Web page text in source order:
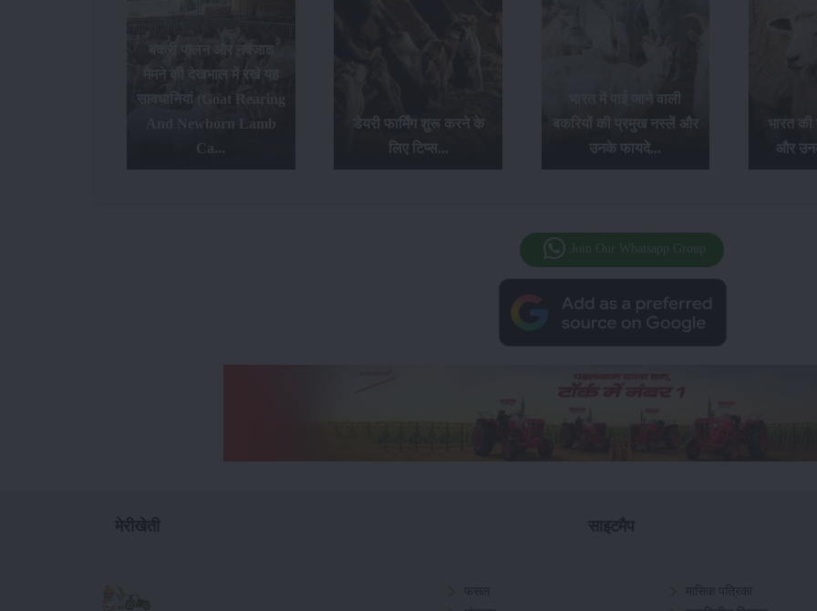
डेयरी फार्मिंग शुरू करने के
लिए टिप्स...
बकरियों की प्रमुख नस्लें और
उनके फायदे...
भारत की प्रमुख भेड़ नस्लें
और उनकी खासियतें...
पशुओं को
Join Our Whatsapp Group